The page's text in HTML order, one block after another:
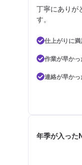
丁寧にありが
す。
仕上がりに
作業が早か
連絡が早か
年季が入った